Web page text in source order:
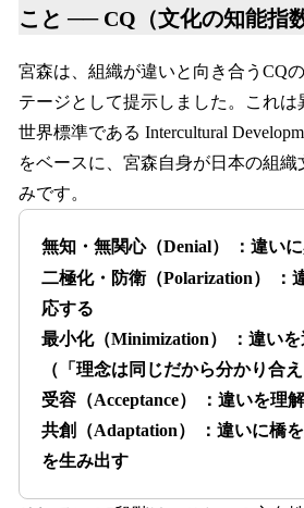
こと ── CQ（文化の知能指
宮森は、組織が違いと向き合うCQ
テージとして提示しました。これ
世界標準である Intercultural
をベースに、宮森自身が日本の組織
みです。
無知・無関心（Denial） ：違い
二極化・防衛（Polarization） ：
応する
最小化（Minimization） ：違い
（「理念は同じだから分かり合え
受容（Acceptance） ：違いを理
共創（Adaptation） ：違いに橋
を生み出す